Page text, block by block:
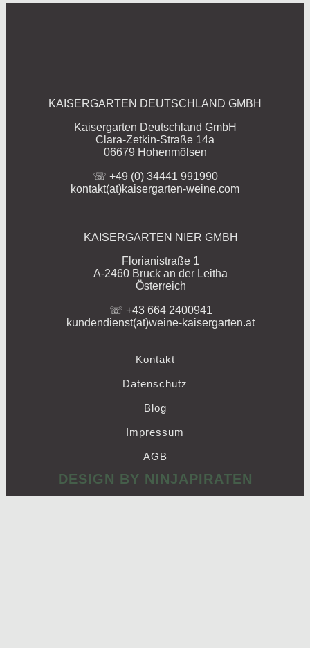
KAISERGARTEN DEUTSCHLAND GMBH
Kaisergarten Deutschland GmbH
Clara-Zetkin-Straße 14a
06679 Hohenmölsen
☏ +49 (0) 34441 991990
kontakt(at)kaisergarten-weine.com
KAISERGARTEN NIER GMBH
Florianistraße 1
A-2460 Bruck an der Leitha
Österreich
☏ +43 664 2400941
kundendienst(at)weine-kaisergarten.at
Kontakt
Datenschutz
Blog
Impressum
AGB
DESIGN BY NINJAPIRATEN